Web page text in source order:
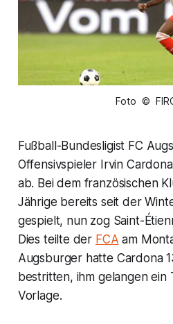
Foto ©
Fußball-Bundesligist FC
Offensivspieler Irvin
ab. Bei dem französischen
Jährige bereits seit der
gespielt, nun zog Saint-
Dies teilte der FCA am
Augsburger hatte Cardona
bestritten, ihm gelangen ein
Vorlage.